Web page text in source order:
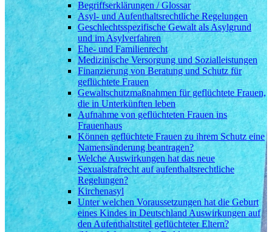
Begriffserklärungen / Glossar
Asyl- und Aufenthaltsrechtliche Regelungen
Geschlechtsspezifische Gewalt als Asylgrund
und im Asylverfahren
Ehe- und Familienrecht
Medizinische Versorgung und Sozialleistungen
Finanzierung von Beratung und Schutz für
geflüchtete Frauen
Gewaltschutzmaßnahmen für geflüchtete Frauen,
die in Unterkünften leben
Aufnahme von geflüchteten Frauen ins
Frauenhaus
Können geflüchtete Frauen zu ihrem Schutz eine
Namensänderung beantragen?
Welche Auswirkungen hat das neue
Sexualstrafrecht auf aufenthaltsrechtliche
Regelungen?
Kirchenasyl
Unter welchen Voraussetzungen hat die Geburt
eines Kindes in Deutschland Auswirkungen auf
den Aufenthaltstitel geflüchteter Eltern?